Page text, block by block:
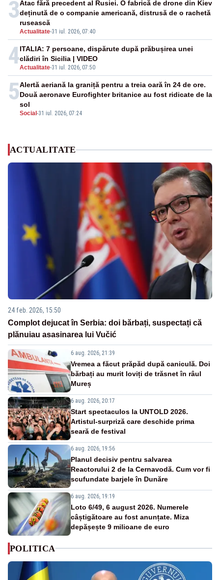
3
Actualitate-31 iul. 2026, 07:40
Atac fără precedent al Rusiei. O fabrică de drone din Kiev
deținută de o companie americană, distrusă de o rachetă
rusească
4Actualitate-31 iul. 2026, 07:50
ITALIA: 7 persoane, dispărute după prăbușirea unei
clădiri în Sicilia | VIDEO
5
Social -31 iul. 2026, 07:24
Alertă aeriană la graniță pentru a treia oară în 24 de ore.
Două aeronave Eurofighter britanice au fost ridicate de la
sol
ACTUALITATE
24 feb. 2026, 15:50
Complot dejucat în Serbia: doi bărbați, suspectați că
plănuiau asasinarea lui Vučić
6 aug. 2026, 21:39
Vremea a făcut prăpăd după caniculă. Doi
bărbați au murit loviți de trăsnet în râul
Mureș
6 aug. 2026, 20:17
Start spectaculos la UNTOLD 2026.
Artistul-surpriză care deschide prima
seară de festival
6 aug. 2026, 19:56
Planul decisiv pentru salvarea
Reactorului 2 de la Cernavodă. Cum vor fi
scufundate barjele în Dunăre
6 aug. 2026, 19:19
Loto 6/49, 6 august 2026. Numerele
câștigătoare au fost anunțate. Miza
depășește 9 milioane de euro
POLITICA